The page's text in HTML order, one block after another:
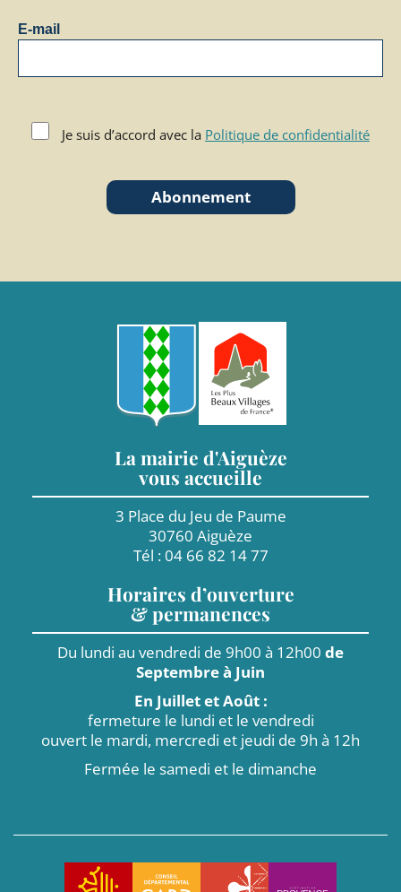
E-mail
Je suis d’accord avec la Politique de confidentialité
Abonnement
La mairie d'Aiguèze
vous accueille
3 Place du Jeu de Paume
30760 Aiguèze
Tél : 04 66 82 14 77
Horaires d’ouverture
& permanences
Du lundi au vendredi de 9h00 à 12h00 de
Septembre à Juin
En Juillet et Août :
fermeture le lundi et le vendredi
ouvert le mardi, mercredi et jeudi de 9h à 12h
Fermée le samedi et le dimanche